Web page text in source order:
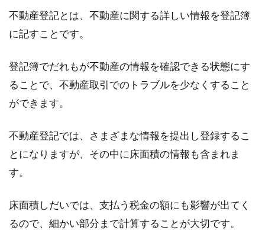
に、「延べ床面積」という言葉を耳にすること
会社の家賃補助は同棲でも続けられ
賃貸物件に住んでいる方は、会社から家賃補助
を受けている場合がありますよね。それでは、
今まで一...
準防火地域では軒裏に建築制限あ
不動産登記とは、不動産に関する詳しい情報を登記簿
に記すことです。
登記簿でだれもが不動産の情報を確認できる状態にす
ることで、不動産取引でのトラブルを少なくすること
ができます。
不動産登記では、さまざまな情報を提出し登録するこ
とになりますが、その中に床面積の情報も含まれま
す。
床面積しだいでは、支払う税金の額にも影響が出てく
るので、細かい部分まで計算することが大切です。